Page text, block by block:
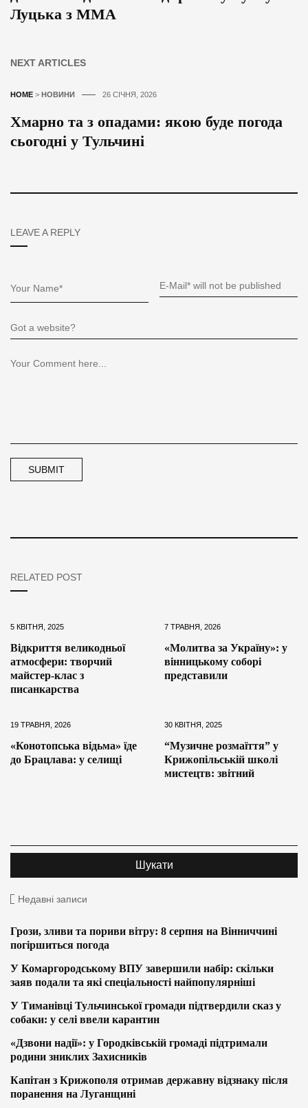
Луцька з ММА
NEXT ARTICLES
HOME > НОВИНИ 26 СІЧНЯ, 2026
Хмарно та з опадами: якою буде погода
сьогодні у Тульчині
LEAVE A REPLY
RELATED POST
5 КВІТНЯ, 2025
Відкриття великодньої
атмосфери: творчий
майстер-клас з
писанкарства
7 ТРАВНЯ, 2026
«Молитва за Україну»: у
вінницькому соборі
представили
19 ТРАВНЯ, 2026
«Конотопська відьма» їде
до Брацлава: у селищі
30 КВІТНЯ, 2025
“Музичне розмаїття” у
Крижопільській школі
мистецтв: звітний
Недавні записи
Грози, зливи та пориви вітру: 8 серпня на Вінниччині
погіршиться погода
У Комаргородському ВПУ завершили набір: скільки
заяв подали та які спеціальності найпопулярніші
У Тиманівці Тульчинської громади підтвердили сказ у
собаки: у селі ввели карантин
«Дзвони надії»: у Городківській громаді підтримали
родини зниклих Захисників
Капітан з Крижополя отримав державну відзнаку після
поранення на Луганщині